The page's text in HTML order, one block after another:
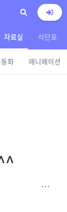
자료실 식단표
화 애니메이션